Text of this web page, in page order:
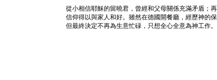
從小相信耶穌的留曉君，曾經和父母關係充滿矛盾；
信仰得以與家人和好。雖然在德國開餐廳，經歷神的
但最終決定不再為生意忙碌，只想全心全意為神工作。